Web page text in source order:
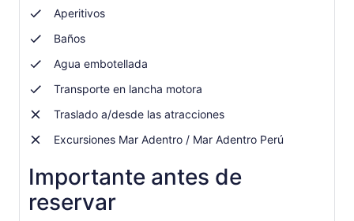
Aperitivos
Baños
Agua embotellada
Transporte en lancha motora
Traslado a/desde las atracciones
Excursiones Mar Adentro / Mar Adentro Perú
Importante antes de
reservar